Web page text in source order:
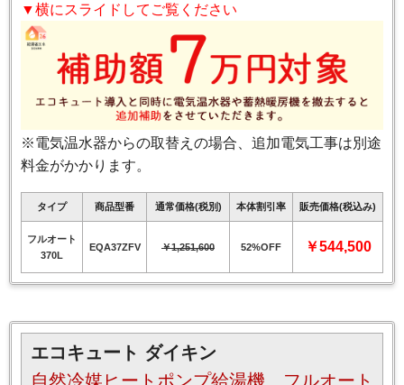
▼横にスライドしてご覧ください
※電気温水器からの取替えの場合、追加電気工事は別途
料金がかかります。
タイプ 商品型番 通常価格(税別) 本体割引率 販売価格(税込み)
フルオート
370L
EQA37ZFV ￥1,251,600 52%OFF ￥544,500
エコキュート ダイキン
自然冷媒ヒートポンプ給湯機 フルオート